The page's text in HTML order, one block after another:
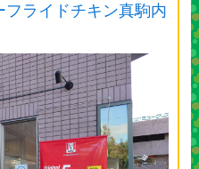
ライドチキン真駒内